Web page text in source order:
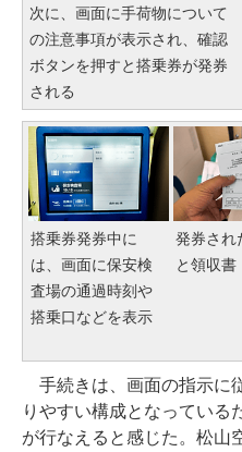
次に、画面に手荷物について
の注意事項が表示され、確認
ボタンを押すと搭乗券が発券
される
搭乗券発券中に
は、画面に保安検
査場の通過時刻や
搭乗口などを表示
発券され
と領収書
手続きは、画面の指示に
りやすい構成となっている
が行なえると感じた。松山